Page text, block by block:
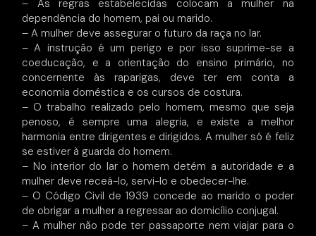
– As regras estabelecidas colocam a mulher na
dependência do homem, pai ou marido.
– A mulher deve assegurar o futuro da raça no lar.
– A instrução é um perigo e por isso suprime-se a
coeducação, e a orientação do ensino primário, no
concernente às raparigas, deve ter em conta a
economia doméstica e os cursos de costura.
– O trabalho realizado pelo homem, mesmo que seja
penoso, é sempre uma alegria, e existe a melhor
harmonia entre dirigentes e dirigidos. A mulher só é feliz
se estiver à guarda do homem.
– No interior do lar o homem detém a autoridade e a
mulher deve receá-lo, servi-lo e obedecer-lhe.
– O Código Civil de 1939 concede ao marido o poder
de obrigar a mulher a regressar ao domicílio conjugal.
– A mulher não pode ter passaporte nem viajar para o